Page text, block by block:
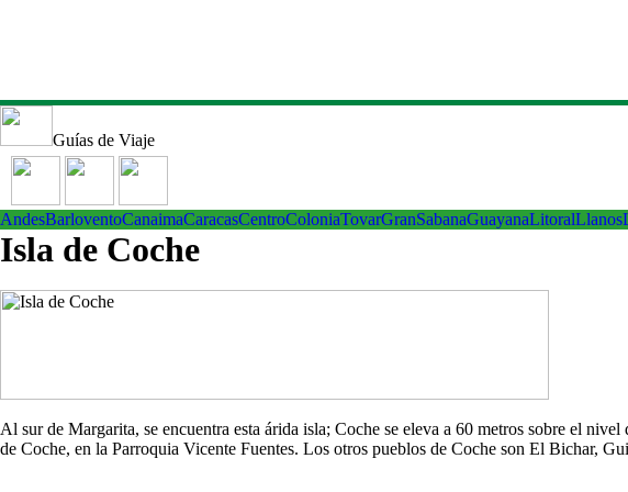
Guías de Viaje
AndesBarloventoCanaimaCaracasCentroColoniaTovarGranSabanaGuayanaLitoralLlanos
Isla de Coche
Al sur de Margarita, se encuentra esta árida isla; Coche se eleva a 60 metros sobre el
de Coche, en la Parroquia Vicente Fuentes. Los otros pueblos de Coche son El Bichar,